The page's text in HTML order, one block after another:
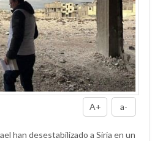
A+ a-
han desestabilizado a Siria en un